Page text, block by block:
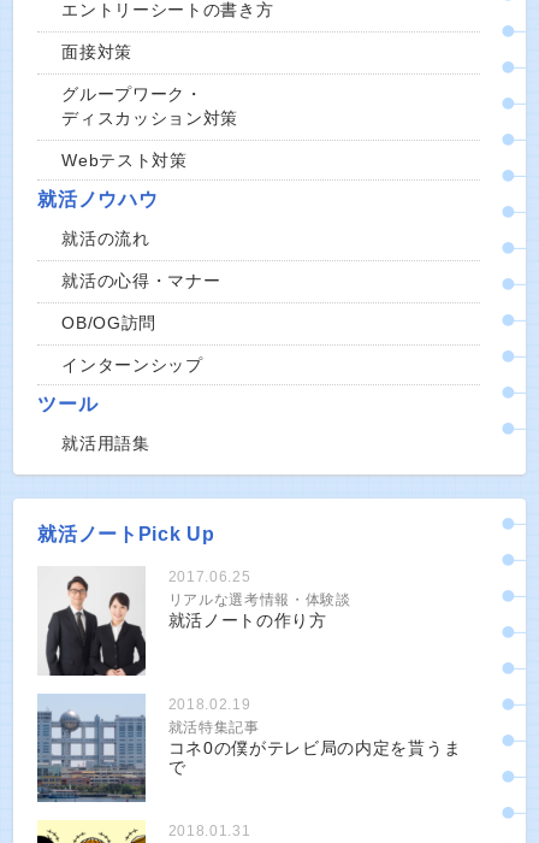
エントリーシートの書き方
面接対策
グループワーク・
ディスカッション対策
Webテスト対策
就活ノウハウ
就活の流れ
就活の心得・マナー
OB/OG訪問
インターンシップ
ツール
就活用語集
就活ノートPick Up
2017.06.25
リアルな選考情報・体験談
就活ノートの作り方
2018.02.19
就活特集記事
コネ0の僕がテレビ局の内定を貰うま
で
2018.01.31